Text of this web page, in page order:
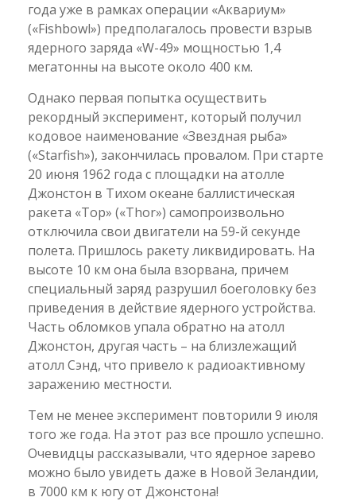
года уже в рамках операции «Аквариум»
(«Fishbowl») предполагалось провести взрыв
ядерного заряда «W-49» мощностью 1,4
мегатонны на высоте около 400 км.
Однако первая попытка осуществить
рекордный эксперимент, который получил
кодовое наименование «Звездная рыба»
(«Starfish»), закончилась провалом. При старте
20 июня 1962 года с площадки на атолле
Джонстон в Тихом океане баллистическая
ракета «Top» («Thor») самопроизвольно
отключила свои двигатели на 59-й секунде
полета. Пришлось ракету ликвидировать. На
высоте 10 км она была взорвана, причем
специальный заряд разрушил боеголовку без
приведения в действие ядерного устройства.
Часть обломков упала обратно на атолл
Джонстон, другая часть – на близлежащий
атолл Сэнд, что привело к радиоактивному
заражению местности.
Тем не менее эксперимент повторили 9 июля
того же года. На этот раз все прошло успешно.
Очевидцы рассказывали, что ядерное зарево
можно было увидеть даже в Новой Зеландии,
в 7000 км к югу от Джонстона!